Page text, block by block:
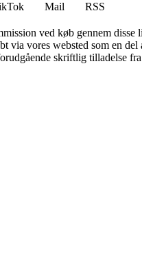
Mail
RSS
ved køb gennem disse
vores websted som en
skriftlig tilladelse